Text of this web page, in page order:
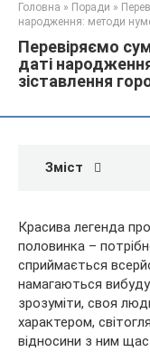
Головна » Поради »
народження: методи
Перевіряємо
даті
зіставлення
Зміст
Красива легенда
половинка –
сприймається
намагаються
зрозуміти, своя
характером,
відносини з ним